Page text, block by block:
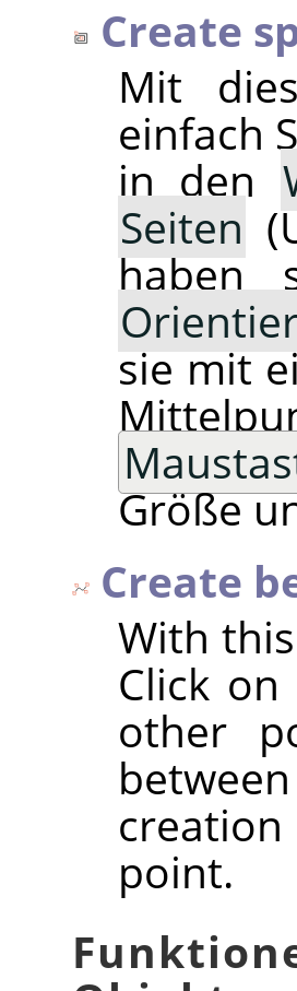
Create
Mit
einfach
in den
Seiten
haben
sie mit
Größe
Create
With
Click
other
creation
point.